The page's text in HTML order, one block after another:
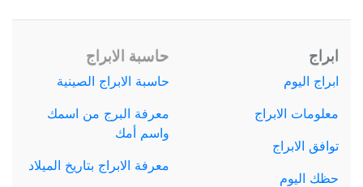
ابراج
ابراج اليوم
معلومات الابراج
توافق الابراج
حظك اليوم
حاسبة الابراج
حاسبة الابراج الصينية
معرفة البرج من اسمك
واسم أمك
معرفة الابراج بتاريخ الميلاد